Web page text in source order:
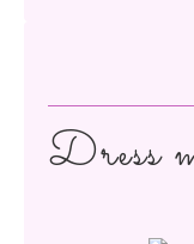
Dress